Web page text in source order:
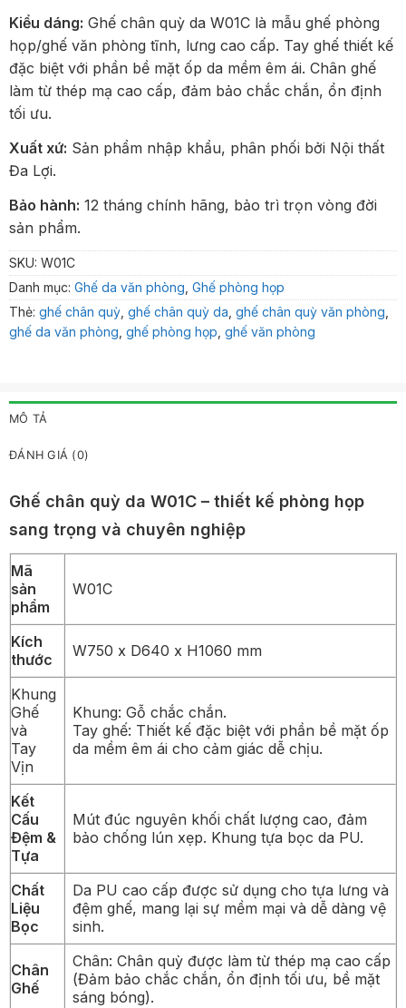
Kiểu dáng: Ghế chân quỳ da W01C là mẫu ghế phòng
họp/ghế văn phòng tĩnh, lưng cao cấp. Tay ghế thiết kế
đặc biệt với phần bề mặt ốp da mềm êm ái. Chân ghế
làm từ thép mạ cao cấp, đảm bảo chắc chắn, ổn định
tối ưu.
Xuất xứ: Sản phẩm nhập khẩu, phân phối bởi Nội thất
Đa Lợi.
Bảo hành: 12 tháng chính hãng, bảo trì trọn vòng đời
sản phẩm.
SKU: W01C
Danh mục: Ghế da văn phòng Ghế phòng họp
Thẻ: ghế chân quỳ ghế chân quỳ da ghế chân quỳ văn phòng
ghế da văn phòng ghế phòng họp ghế văn phòng
MÔ TẢ
ĐÁNH GIÁ (0)
Ghế chân quỳ da W01C – thiết kế phòng họp
sang trọng và chuyên nghiệp
Mã
sản
phẩm
W01C
Kích
thước
W750 x D640 x H1060 mm
Khung
Ghế
và
Tay
Vịn
Khung: Gỗ chắc chắn.
Tay ghế: Thiết kế đặc biệt với phần bề mặt ốp
da mềm êm ái cho cảm giác dễ chịu.
Kết
Cấu
Đệm &
Tựa
Mút đúc nguyên khối chất lượng cao, đảm
bảo chống lún xẹp. Khung tựa bọc da PU.
Chất
Liệu
Bọc
Da PU cao cấp được sử dụng cho tựa lưng và
đệm ghế, mang lại sự mềm mại và dễ dàng vệ
sinh.
Chân
Ghế
Chân: Chân quỳ được làm từ thép mạ cao cấp
(Đảm bảo chắc chắn, ổn định tối ưu, bề mặt
sáng bóng).